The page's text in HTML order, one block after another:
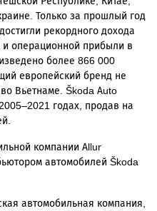
Только за прошлый год
рекордного дохода
операционной прибыли в
более 866 000
европейский бренд не
Вьетнаме. Škoda Auto
годах, продав на
компании Allur
автомобилей Škoda
автомобильная компания,